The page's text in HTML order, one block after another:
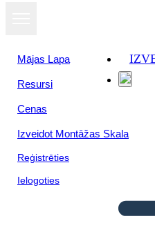
Mājas Lapa
Resursi
Cenas
Izveidot Montāžas Skala
Reģistrēties
Ielogoties